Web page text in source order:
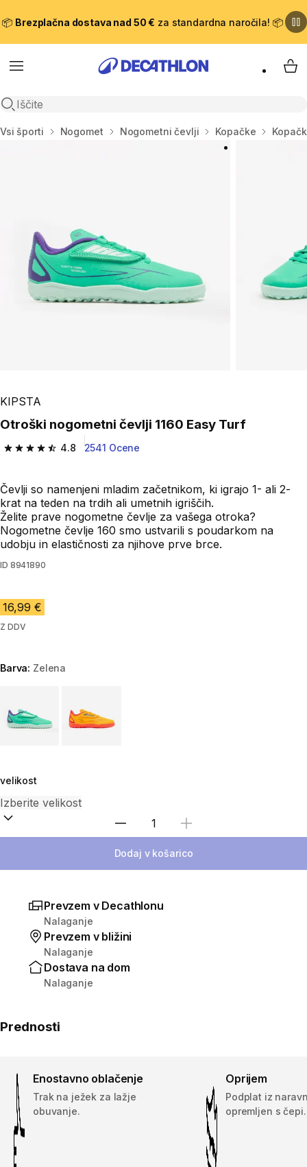
📦 Brezplačna dostava nad 50 € za standardna naročila! 📦
Meni
Odpri iskanje
Domov
Vsi športi Nogomet Nogometni čevlji Kopačke
KIPSTA
Otroški nogometni čevlji 1160 Easy Turf
4.8
4.8 od 5 zvezdic from 2541 ocene
2541 Ocene
Čevlji so namenjeni mladim začetnikom, ki igrajo 1- ali 2-
krat na teden na trdih ali umetnih igriščih.
Želite prave nogometne čevlje za vašega otroka?
Nogometne čevlje 160 smo ustvarili s poudarkom na
udobju in elastičnosti za njihove prve brce.
ID 8941890
16,99 €
Z DDV
Barva: Zelena
velikost
Izberite količino
Dodaj v košarico
Prevzem v Decathlonu
Nalaganje
Prevzem v bližini
Nalaganje
Dostava na dom
Nalaganje
Prednosti
Enostavno oblačenje
Trak na ježek za lažje
obuvanje.
Oprijem
Podplat iz
opremljen s čepi.